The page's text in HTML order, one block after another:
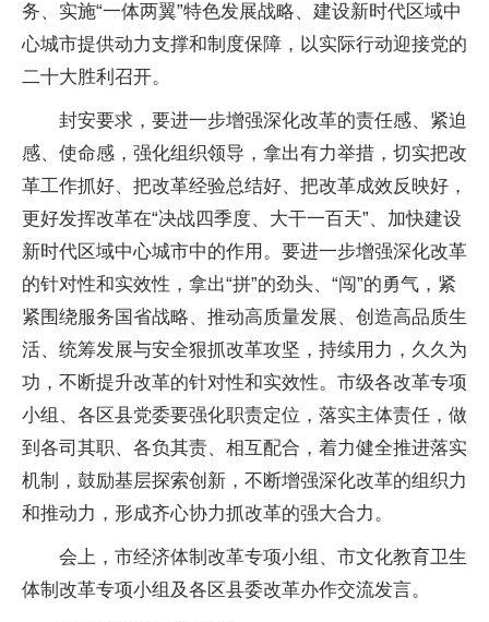
务、实施“一体两翼”特色发展战略、建设新时代区域中
心城市提供动力支撑和制度保障，以实际行动迎接党的
二十大胜利召开。
封安要求，要进一步增强深化改革的责任感、紧迫
感、使命感，强化组织领导，拿出有力举措，切实把改
革工作抓好、把改革经验总结好、把改革成效反映好，
更好发挥改革在“决战四季度、大干一百天”、加快建设
新时代区域中心城市中的作用。要进一步增强深化改革
的针对性和实效性，拿出“拼”的劲头、“闯”的勇气，紧
紧围绕服务国省战略、推动高质量发展、创造高品质生
活、统筹发展与安全狠抓改革攻坚，持续用力，久久为
功，不断提升改革的针对性和实效性。市级各改革专项
小组、各区县党委要强化职责定位，落实主体责任，做
到各司其职、各负其责、相互配合，着力健全推进落实
机制，鼓励基层探索创新，不断增强深化改革的组织力
和推动力，形成齐心协力抓改革的强大合力。
会上，市经济体制改革专项小组、市文化教育卫生
体制改革专项小组及各区县委改革办作交流发言。